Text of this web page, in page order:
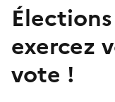
exercez
vote !